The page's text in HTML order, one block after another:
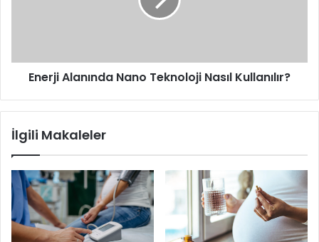
Enerji Alanında Nano Teknoloji Nasıl Kullanılır?
İlgili Makaleler